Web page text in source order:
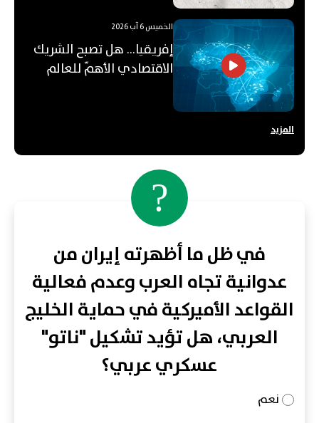
الخميس 6 آب 2026
إفريقيا... هل تصبح الشريك
الاقتصادي الأهمّ للعالم
المزيد
?
في ظل ما أظهرته إيران من
عدوانية تجاه العرب وعدم فعالية
القواعد الأميركية في حماية الخليج
العربي، هل تؤيد تشكيل "ناتو"
عسكري عربي؟
نعم